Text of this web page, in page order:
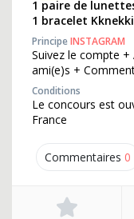
Commentaires 0
1 paire de
1 bracelet Kknekki
PrincipeINSTAGRAM
Suivez le compte
ami(e)s +
Conditions
Le concours est
France